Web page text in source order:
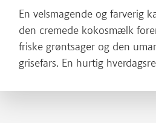
En velsmagende og farverig
den cremede kokosmælk
friske grøntsager og den
grisefars. En hurtig